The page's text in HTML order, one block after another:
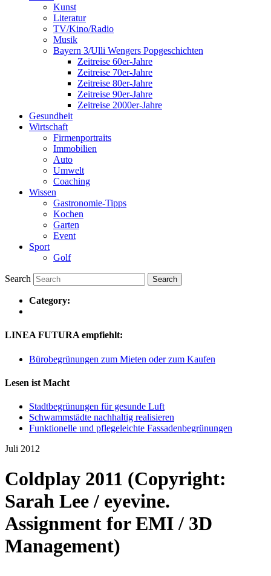
Kunst
Literatur
TV/Kino/Radio
Musik
Bayern 3/Ulli Wengers Popgeschichten
Zeitreise 60er-Jahre
Zeitreise 70er-Jahre
Zeitreise 80er-Jahre
Zeitreise 90er-Jahre
Zeitreise 2000er-Jahre
Gesundheit
Wirtschaft
Firmenportraits
Immobilien
Auto
Umwelt
Coaching
Wissen
Gastronomie-Tipps
Kochen
Garten
Event
Sport
Golf
Search
Category:
LINEA FUTURA empfiehlt:
Bürobegrünungen zum Mieten oder zum Kaufen
Lesen ist Macht
Stadtbegrünungen für gesunde Luft
Schwammstädte nachhaltig realisieren
Funktionelle und pflegeleichte Fassadenbegrünungen
Juli 2012
Coldplay 2011 (Copyright:
Sarah Lee / eyevine.
Assignment for EMI / 3D
Management)